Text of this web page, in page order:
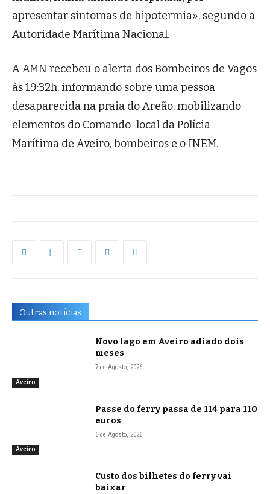
apresentar sintomas de hipotermia», segundo a
Autoridade Marítima Nacional.
A AMN recebeu o alerta dos Bombeiros de Vagos
às 19:32h, informando sobre uma pessoa
desaparecida na praia do Areão, mobilizando
elementos do Comando-local da Polícia
Marítima de Aveiro, bombeiros e o INEM.
Outras notícias
Aveiro
Novo lago em Aveiro adiado dois
meses
7 de Agosto, 2026
Aveiro
Passe do ferry passa de 114 para 110
euros
6 de Agosto, 2026
Custo dos bilhetes do ferry vai
baixar